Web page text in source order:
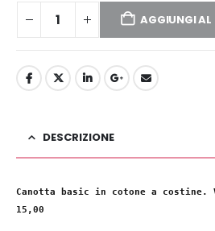
AGGIUNGI AL
DESCRIZIONE
Canotta basic in cotone a
15,00